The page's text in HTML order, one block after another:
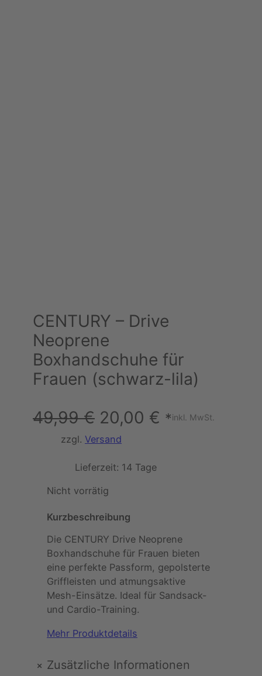
CENTURY – Drive
Neoprene
Boxhandschuhe für
Frauen (schwarz-lila)
49,99€ U
r
s
p
r
ü
n
g
l
i
c
20,00 € A
l
l
e
r
*inkl. MwSt.
zzgl. Versand
Lieferzeit: 14 Tage
Nicht vorrätig
Kurzbeschreibung
Die CENTURY Drive Neoprene
Boxhandschuhe für Frauen bieten
eine perfekte Passform, gepolsterte
Griffleisten und atmungsaktive
Mesh-Einsätze. Ideal für Sandsack-
und Cardio-Training.
Mehr Produktdetails
+Zusätzliche Informationen